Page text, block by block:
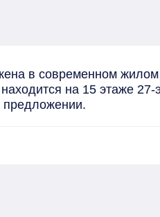
в современном
на 15 этаже